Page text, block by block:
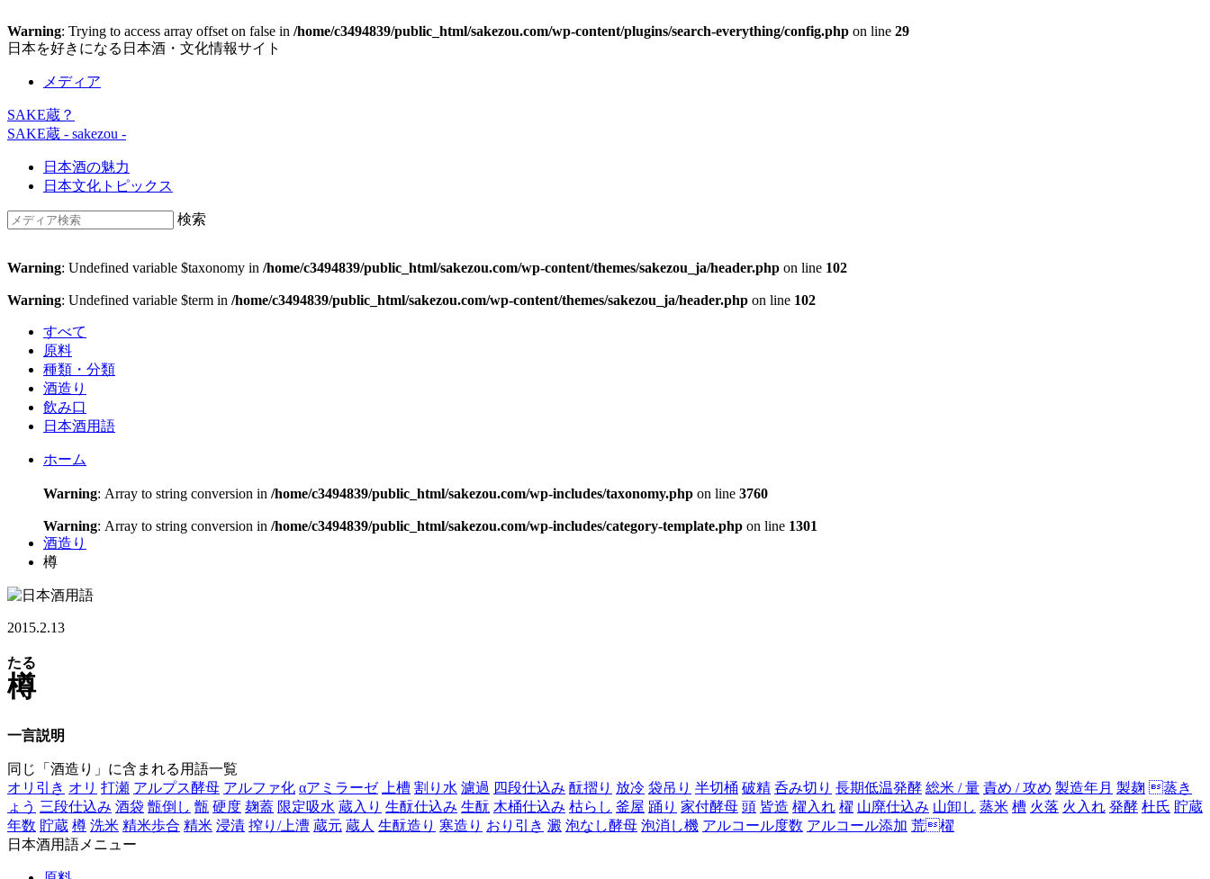
Warning : Trying to access array offset on false in /home/c3494839/public_html/sakezou.com/wp-content/plugins/search-everything/config.php on line 29
日本を好きになる日本酒・文化情報サイト
メディア
SAKE蔵？
SAKE蔵 - sakezou -
日本酒の魅力
日本文化トピックス
検索
Warning : Undefined variable $taxonomy in /home/c3494839/public_html/sakezou.com/wp-content/themes/sakezou_ja/header.php on line 102
Warning : Undefined variable $term in /home/c3494839/public_html/sakezou.com/wp-content/themes/sakezou_ja/header.php on line 102
すべて
原料
種類・分類
酒造り
飲み口
日本酒用語
ホーム
Warning : Array to string conversion in /home/c3494839/public_html/sakezou.com/wp-includes/taxonomy.php on line 3760
Warning : Array to string conversion in /home/c3494839/public_html/sakezou.com/wp-includes/category-template.php on line 1301
酒造り
樽
2015.2.13
樽
たる
一言説明
同じ「酒造り」に含まれる用語一覧
オリ引き オリ 打瀬 アルプス酵母 アルファ化 αアミラーゼ 上槽 割り水 濾過 四段仕込み 酛摺り 放冷 袋吊り 半切桶 破精 呑み切り 長期低温発酵 総米 / 量 責め / 攻め 製造年月 製麹 蒸き
ょう 三段仕込み 酒袋 甑倒し 甑 硬度 麹蓋 限定吸水 蔵入り 生酛仕込み 生酛 木桶仕込み 枯らし 釜屋 踊り 家付酵母 頭 皆造 櫂入れ 櫂 山廃仕込み 山卸し 蒸米 槽 火落 火入れ 発酵 杜氏 貯蔵
年数 貯蔵 樽 洗米 精米歩合 精米 浸漬 搾り/上漕 蔵元 蔵人 生酛造り 寒造り おり引き 澱 泡なし酵母 泡消し機 アルコール度数 アルコール添加 荒櫂
日本酒用語メニュー